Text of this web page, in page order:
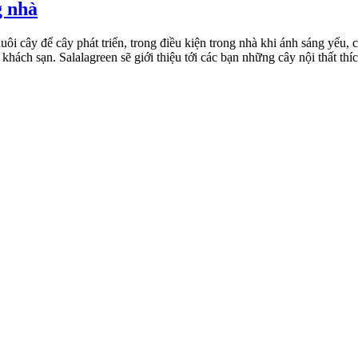
nhà
cây để cây phát triển, trong điều kiện trong nhà khi ánh sáng
sạn. Salalagreen sẽ giới thiệu tới các bạn những cây nội thất